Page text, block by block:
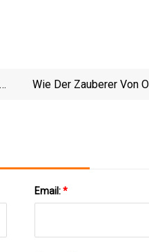
Wie Der Zauberer Von
Email:*